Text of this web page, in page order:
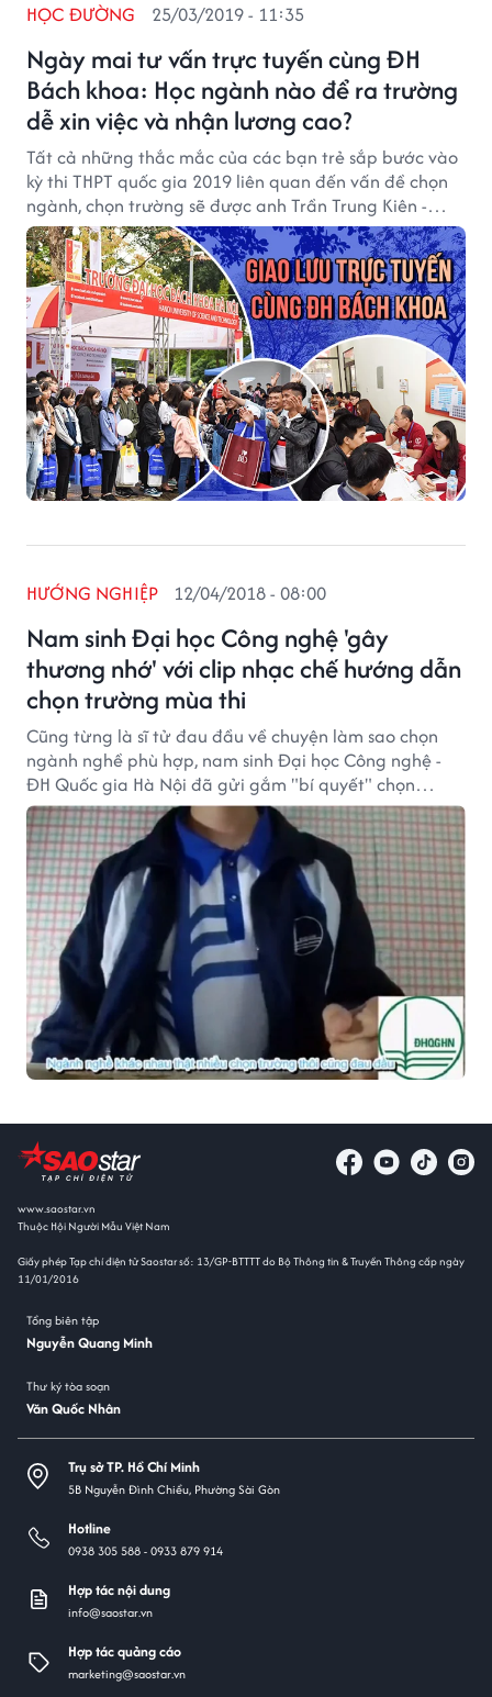
Ngày mai tư vấn trực tuyến cùng ĐH
Bách khoa: Học ngành nào để ra trường
dễ xin việc và nhận lương cao?
HỌC ĐƯỜNG 25/03/2019 - 11:35
Tất cả những thắc mắc của các bạn trẻ sắp bước vào
kỳ thi THPT quốc gia 2019 liên quan đến vấn đề chọn
ngành, chọn trường sẽ được anh Trần Trung Kiên -
Trưởng phòng Tuyển sinh, ĐH Bách khoa giải đáp
trong buổi giao lưu trực tuyến cùng Tạp chí điện tử
Saostar.
Nam sinh Đại học Công nghệ 'gây
thương nhớ' với clip nhạc chế hướng dẫn
chọn trường mùa thi
HƯỚNG NGHIỆP 12/04/2018 - 08:00
Cũng từng là sĩ tử đau đầu về chuyện làm sao chọn
ngành nghề phù hợp, nam sinh Đại học Công nghệ -
ĐH Quốc gia Hà Nội đã gửi gắm "bí quyết" chọn
trường của mình cho thế hệ 10X. Đặc biệt, "cẩm nang
mùa thi" ấy lại được gói gọn trong ca khúc nhạc chế
"Cô gái m52".
www.saostar.vn
Thuộc Hội Người Mẫu Việt Nam
Giấy phép Tạp chí điện tử Saostar số: 13/GP-BTTTT do Bộ Thông tin & Truyền Thông cấp ngày
11/01/2016
Tổng biên tập
Nguyễn Quang Minh
Thư ký tòa soạn
Văn Quốc Nhân
Trụ sở TP. Hồ Chí Minh
5B Nguyễn Đình Chiểu, Phường Sài Gòn
Hotline
0938 305 588 -0933 879 914
Hợp tác nội dung
info@saostar.vn
Hợp tác quảng cáo
marketing@saostar.vn